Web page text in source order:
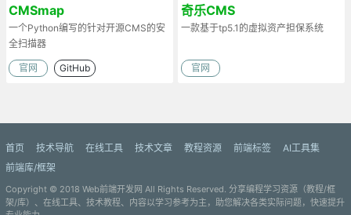
CMSmap
一个Python编写的针对开源CMS的安
全扫描器
官网 GitHub
奇乐CMS
一款基于tp5.1的虚拟资产担保系统
官网
首页 技术导航 在线工具 技术文章 教程资源 前端标签
AI工具集
前端库/框架